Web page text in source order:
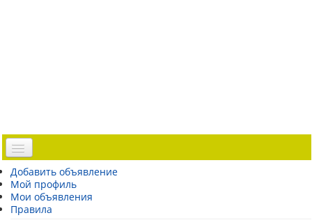
Доска объявлений
Погода Эстонии
Открытки
Добавить объявление
Мой профиль
Мои объявления
Правила